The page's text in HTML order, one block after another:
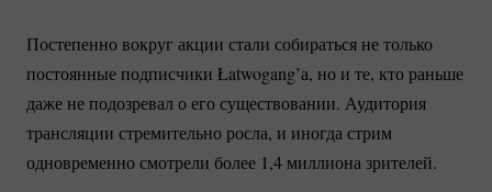
Постепенно вокруг акции стали собираться не только
постоянные подписчики Łatwogang’а, но и те, кто раньше
даже не подозревал о его существовании. Аудитория
трансляции стремительно росла, и иногда стрим
одновременно смотрели более 1,4 миллиона зрителей.